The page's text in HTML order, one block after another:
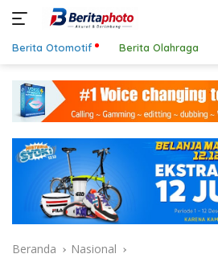
konten
Berita Otomotif Berita Olahraga
Beranda Nasional